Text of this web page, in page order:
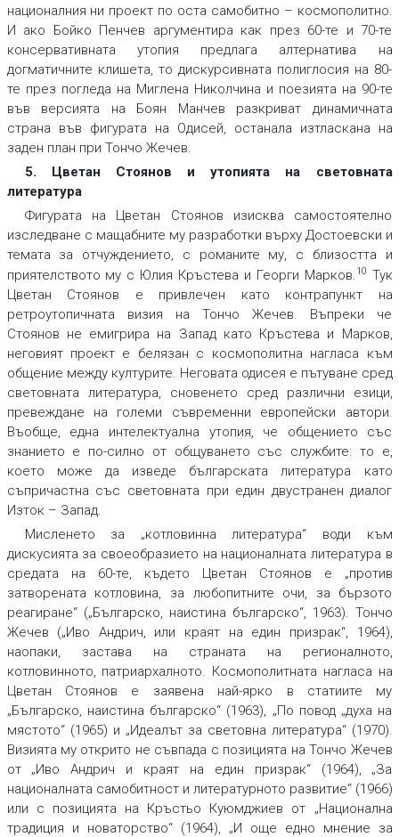
националния ни проект по оста самобитно – космополитно.
И ако Бойко Пенчев аргументира как през 60-те и 70-те
консервативната утопия предлага алтернатива на
догматичните клишета, то дискурсивната полиглосия на 80-
те през погледа на Миглена Николчина и поезията на 90-те
във версията на Боян Манчев разкриват динамичната
страна във фигурата на Одисей, останала изтласкана на
заден план при Тончо Жечев.
5. Цветан Стоянов и утопията на световната
литература
Фигурата на Цветан Стоянов изисква самостоятелно
изследване с мащабните му разработки върху Достоевски и
темата за отчуждението, с романите му, с близостта и
приятелството му с Юлия Кръстева и Георги Марков.10 Тук
Цветан Стоянов е привлечен като контрапункт на
ретроутопичната визия на Тончо Жечев. Въпреки че
Стоянов не емигрира на Запад като Кръстева и Марков,
неговият проект е белязан с космополитна нагласа към
общение между културите. Неговата одисея е пътуване сред
световната литература, сновенето сред различни езици,
превеждане на големи съвременни европейски автори.
Въобще, една интелектуална утопия, че общението със
знанието е по-силно от общуването със службите: то е,
което може да изведе българската литература като
съпричастна със световната при един двустранен диалог
Изток – Запад.
Мисленето за „котловинна литература“ води към
дискусията за своеобразието на националната литература в
средата на 60-те, където Цветан Стоянов е „против
затворената котловина, за любопитните очи, за бързото
реагиране“ („Българско, наистина българско“, 1963). Тончо
Жечев („Иво Андрич, или краят на един призрак“, 1964),
наопаки, застава на страната на регионалното,
котловинното, патриархалното. Космополитната нагласа на
Цветан Стоянов e заявена най-ярко в статиите му
„Българско, наистина българско“ (1963), „По повод „духа на
мястото“ (1965) и „Идеалът за световна литература“ (1970).
Визията му открито не съвпада с позицията на Тончо Жечев
от „Иво Андрич и краят на един призрак“ (1964), „За
националната самобитност и литературното развитие“ (1966)
или с позицията на Кръстьо Куюмджиев от „Национална
традиция и новаторство“ (1964), „И още едно мнение за